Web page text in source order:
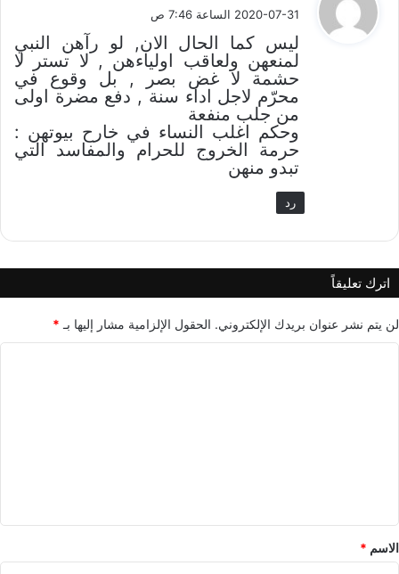
ل
2020-07-31 الساعة 7:46 ص
ليس كما الحال الان, لو رآهن النبي
لمنعهن ولعاقب اولياءهن , لا تستر لا
حشمة لا غض بصر , بل وقوع في
محرّم لاجل اداء سنة , دفع مضرة اولى
من جلب منفعة
وحكم اغلب النساء في خارح بيوتهن :
حرمة الخروج للحرام والمفاسد التي
تبدو منهن
رد
اترك تعليقاً
لن يتم نشر عنوان بريدك الإلكتروني. الحقول الإلزامية مشار إليها بـ *
*
الاسم *